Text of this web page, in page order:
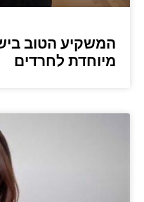
המשקיע הטוב
מיוחדת לחרדים